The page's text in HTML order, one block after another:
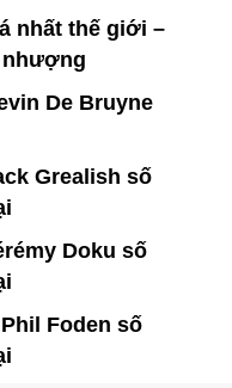
nhất thế giới –
nhượng
De Bruyne
Grealish số
Doku số
Foden số